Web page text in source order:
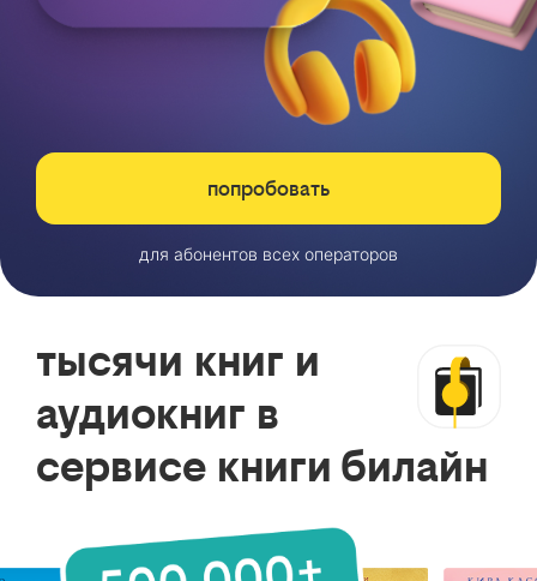
попробовать
для абонентов всех операторов
тысячи книг и
аудиокниг в
сервисе книги билайн